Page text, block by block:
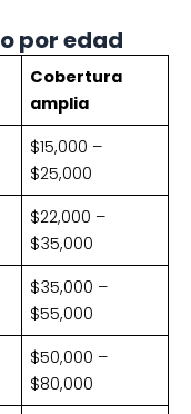
por edad
Cobertura
amplia
$15,000 –
$25,000
$22,000 –
$35,000
$35,000 –
$55,000
$50,000 –
$80,000